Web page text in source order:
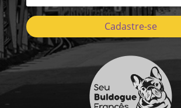
Cadastre-se